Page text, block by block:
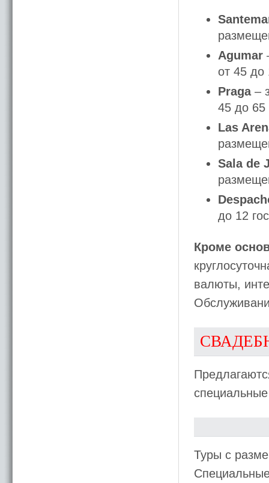
Agumar
от 45 до
Praga–
45 до 65
Las
Sala de
до 12
Кроме
валюты,
Туры с